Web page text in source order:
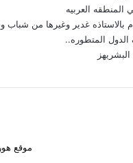
المتطوره..
موقع